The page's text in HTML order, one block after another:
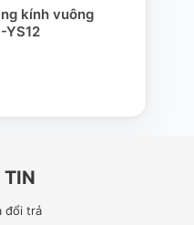
kính vuông
YS12
TIN
đổi trả